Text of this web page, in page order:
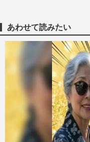
あわせて読みたい